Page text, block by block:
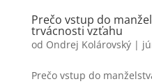
Prečo vstup do
trvácnosti vzťahu
od Ondrej Kolárovský|
Prečo vstup do